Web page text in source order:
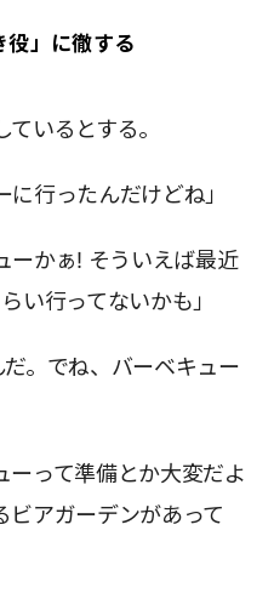
役」に徹する
いるとする。
行ったんだけどね」
ーかぁ! そういえば最近
い行ってないかも」
。でね、バーベキュー
ーって準備とか大変だよ
ビアガーデンがあって